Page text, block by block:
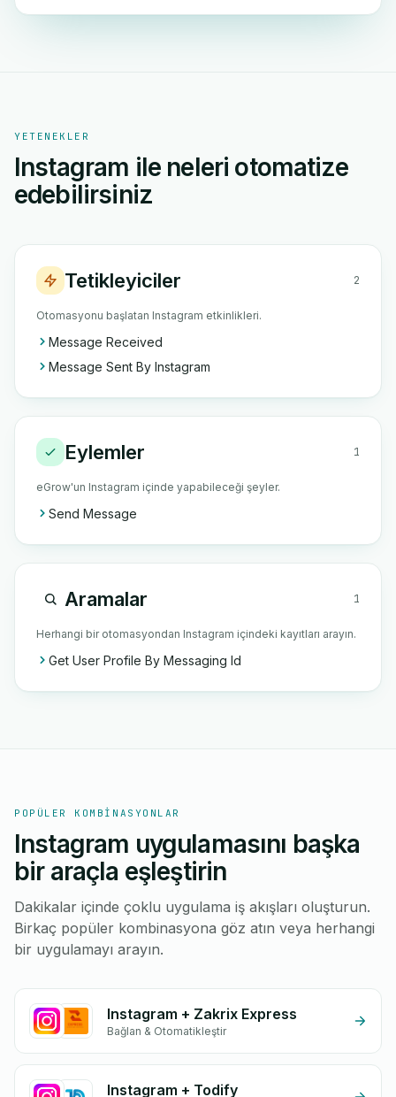
YETENEKLER
Instagram ile neleri otomatize
edebilirsiniz
Tetikleyiciler 2
Otomasyonu başlatan Instagram etkinlikleri.
Message Received
Message Sent By Instagram
Eylemler 1
eGrow'un Instagram içinde yapabileceği şeyler.
Send Message
Aramalar 1
Herhangi bir otomasyondan Instagram içindeki kayıtları arayın.
Get User Profile By Messaging Id
POPÜLER KOMBINASYONLAR
Instagram uygulamasını başka
bir araçla eşleştirin
Dakikalar içinde çoklu uygulama iş akışları oluşturun.
Birkaç popüler kombinasyona göz atın veya herhangi
bir uygulamayı arayın.
Instagram + Zakrix Express
Bağlan & Otomatikleştir
Instagram + Todify